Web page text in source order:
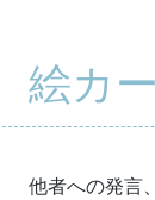
絵カ
他者への発言